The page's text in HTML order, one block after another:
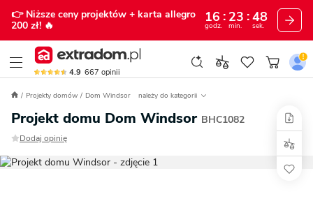
👉 Niższe ceny projektów + karta allegro
200 zł! 🔥
16
godz.
23
min.
47
sek.
4.9 667 opinii
Projekty domów Dom Windsor należy do kategorii
Projekt domu Dom Windsor BHC1082
Dodaj opinię